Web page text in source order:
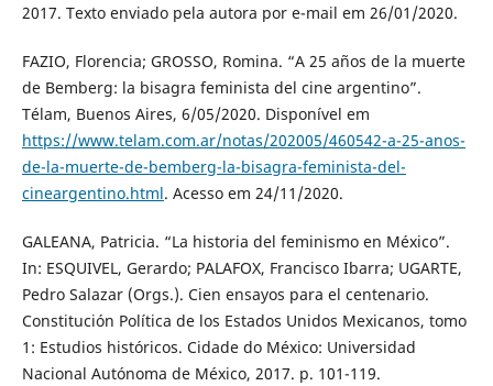
2017. Texto enviado pela autora por e-mail em 26/01/2020.
FAZIO, Florencia; GROSSO, Romina. “A 25 años de la muerte
de Bemberg: la bisagra feminista del cine argentino”.
Télam, Buenos Aires, 6/05/2020. Disponível em
https://www.telam.com.ar/notas/202005/460542-a-25-anos-
de-la-muerte-de-bemberg-la-bisagra-feminista-del-
cineargentino.html. Acesso em 24/11/2020.
GALEANA, Patricia. “La historia del feminismo en México”.
In: ESQUIVEL, Gerardo; PALAFOX, Francisco Ibarra; UGARTE,
Pedro Salazar (Orgs.). Cien ensayos para el centenario.
Constitución Política de los Estados Unidos Mexicanos, tomo
1: Estudios históricos. Cidade do México: Universidad
Nacional Autónoma de México, 2017. p. 101-119.